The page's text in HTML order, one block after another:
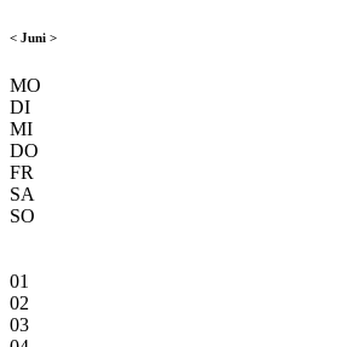
< Juni >
MO
DI
MI
DO
FR
SA
SO
01
02
03